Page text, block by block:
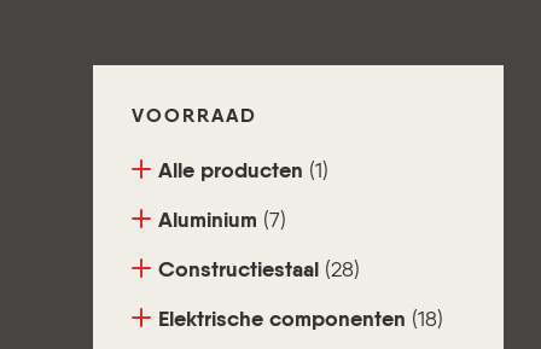
VOORRAAD
Alle producten (1)
Aluminium (7)
Constructiestaal (28)
Elektrische componenten (18)